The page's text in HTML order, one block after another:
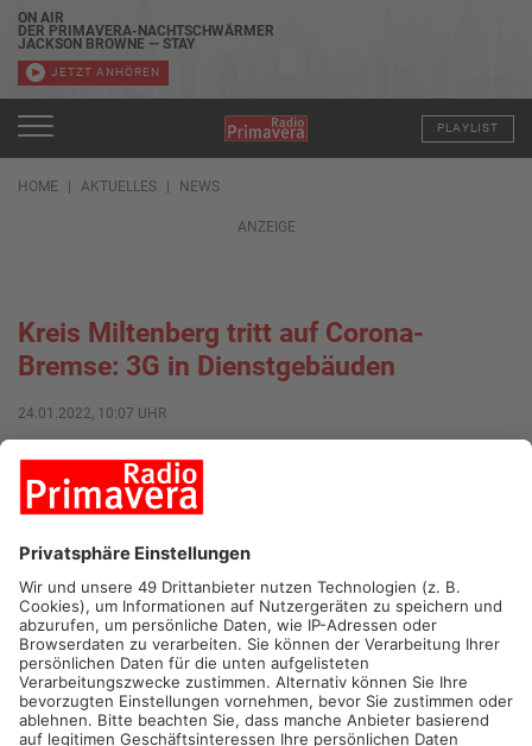
ON AIR
DER PRIMAVERA-NACHTSCHWÄRMER
JACKSON BROWNE — STAY
JETZT ANHÖREN
PLAYLIST
HOME AKTUELLES NEWS
ANZEIGE
Kreis Miltenberg tritt auf Corona-
Bremse: 3G in Dienstgebäuden
24.01.2022, 10:07 UHR